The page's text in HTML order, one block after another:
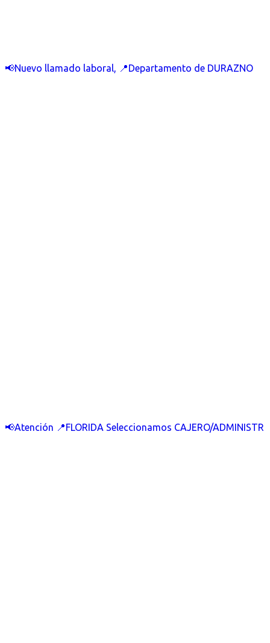
📢Nuevo llamado laboral, 📍Departamento de DURAZNO
📢Atención 📍FLORIDA Seleccionamos CAJERO/ADMINISTR